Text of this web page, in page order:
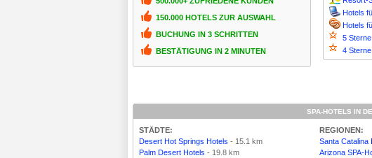
150.000 HOTELS ZUR AUSWAHL
BUCHUNG IN 3 SCHRITTEN
BESTÄTIGUNG IN 2 MINUTEN
Hotels
Hotels
5
4
SPA-HOTELS IN
STÄDTE:
Desert Hot Springs Hotels - 15.1 km
Palm Desert Hotels - 19.8 km
REGIONEN:
Santa Catalina
Arizona SPA-